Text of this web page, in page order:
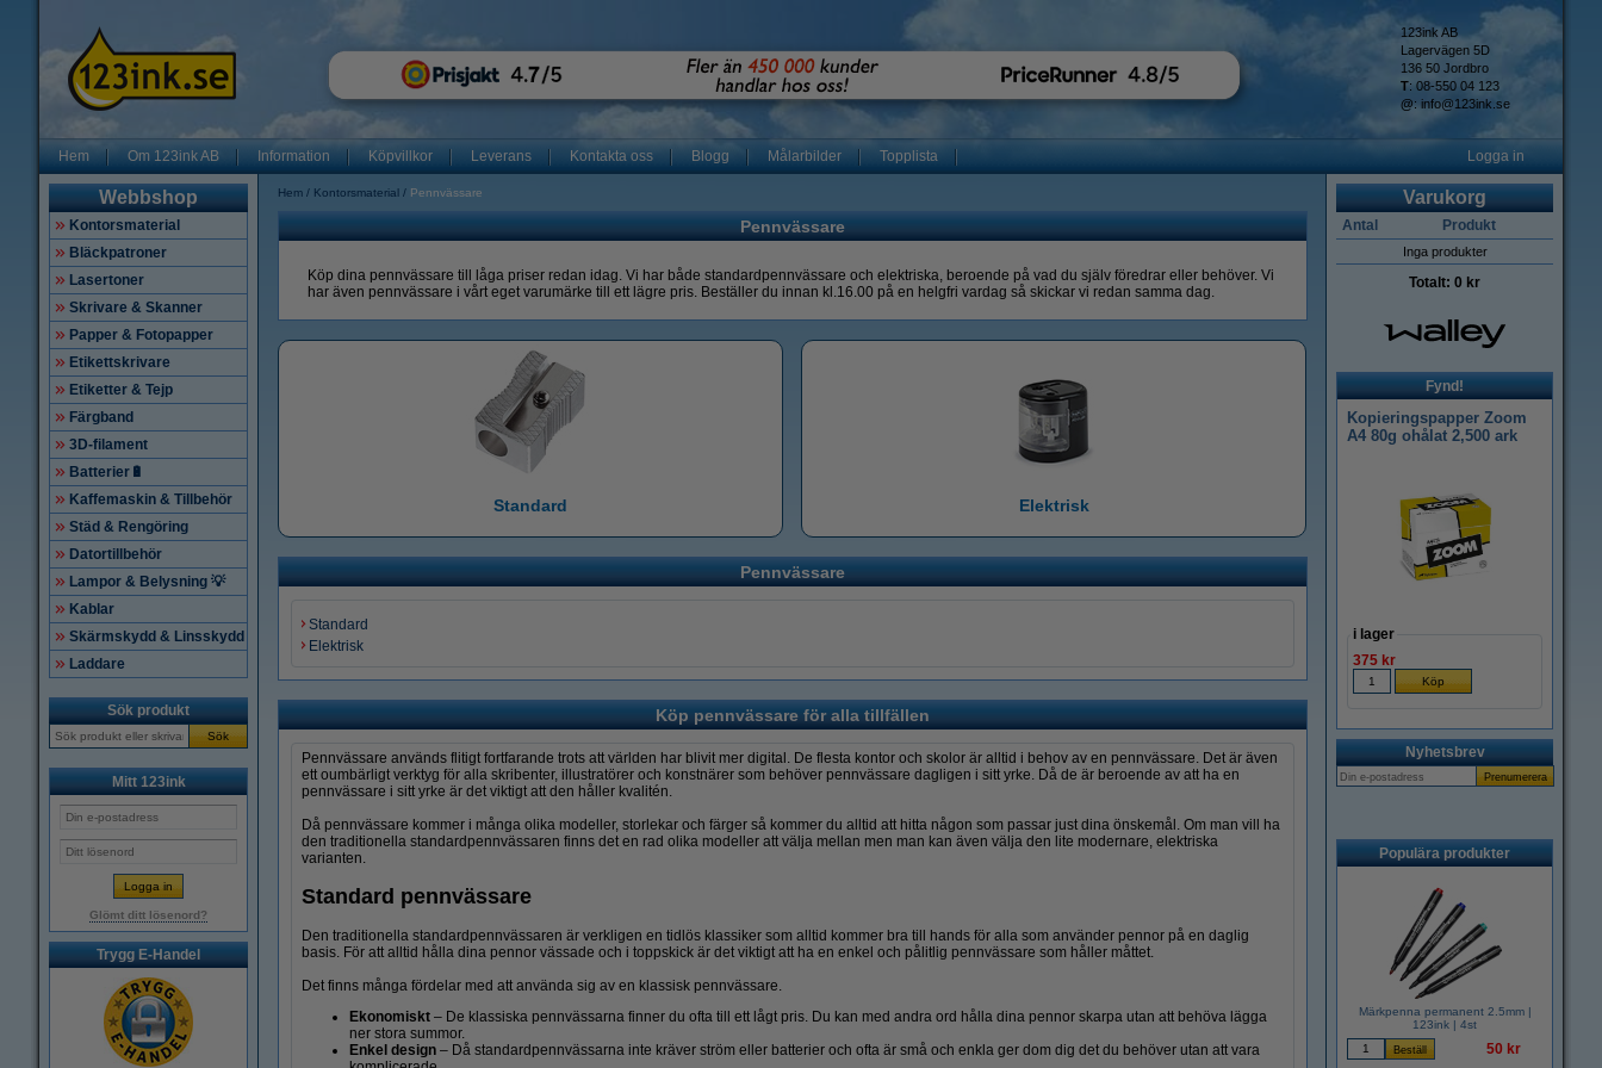
123ink AB
Lagervägen 5D
136 50 Jordbro
T: 08-550 04 123
@: info@123ink.se
Hem Om 123ink AB Information Köpvillkor Leverans Kontakta oss Blogg Målarbilder Topplista Logga in
Webbshop
Kontorsmaterial
Bläckpatroner
Lasertoner
Skrivare & Skanner
Papper & Fotopapper
Etikettskrivare
Etiketter & Tejp
Färgband
3D-filament
Batterier🔋
Kaffemaskin & Tillbehör
Städ & Rengöring
Datortillbehör
Lampor & Belysning 💡
Kablar
Skärmskydd & Linsskydd
Laddare
Sök produkt
Sök
Mitt 123ink
Glömt ditt lösenord?
Trygg E-Handel
Hem Kontorsmaterial Pennvässare
Pennvässare
Köp dina pennvässare till låga priser redan idag. Vi har både standardpennvässare och elektriska, beroende på vad du själv föredrar eller behöver. Vi
har även pennvässare i vårt eget varumärke till ett lägre pris. Beställer du innan kl.16.00 på en helgfri vardag så skickar vi redan samma dag.
Standard Elektrisk
Pennvässare
Standard
Elektrisk
Köp pennvässare för alla tillfällen
Pennvässare används flitigt fortfarande trots att världen har blivit mer digital. De flesta kontor och skolor är alltid i behov av en pennvässare. Det är även
ett oumbärligt verktyg för alla skribenter, illustratörer och konstnärer som behöver pennvässare dagligen i sitt yrke. Då de är beroende av att ha en
pennvässare i sitt yrke är det viktigt att den håller kvalitén.
Då pennvässare kommer i många olika modeller, storlekar och färger så kommer du alltid att hitta någon som passar just dina önskemål. Om man vill ha
den traditionella standardpennvässaren finns det en rad olika modeller att välja mellan men man kan även välja den lite modernare, elektriska
varianten.
Standard pennvässare
Den traditionella standardpennvässaren är verkligen en tidlös klassiker som alltid kommer bra till hands för alla som använder pennor på en daglig
basis. För att alltid hålla dina pennor vässade och i toppskick är det viktigt att ha en enkel och pålitlig pennvässare som håller måttet.
Det finns många fördelar med att använda sig av en klassisk pennvässare.
Ekonomiskt – De klassiska pennvässarna finner du ofta till ett lågt pris. Du kan med andra ord hålla dina pennor skarpa utan att behöva lägga
ner stora summor.
Enkel design – Då standardpennvässarna inte kräver ström eller batterier och ofta är små och enkla ger dom dig det du behöver utan att vara
Varukorg
Antal Produkt
Inga produkter
Totalt: 0 kr
Fynd!
Kopieringspapper Zoom
A4 80g ohålat 2,500 ark
i lager
375 kr
Nyhetsbrev
Populära produkter
Märkpenna permanent 2.5mm |
123ink | 4st
50 kr